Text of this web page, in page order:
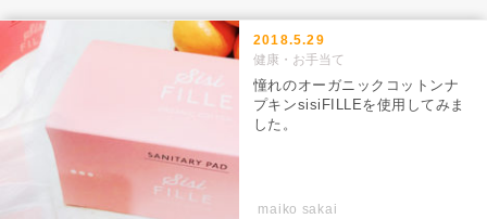
2018.5.29
健康・お手当て
maiko sakai
憧れのオーガニックコットンナ
プキンsisiFILLEを使用してみま
した。